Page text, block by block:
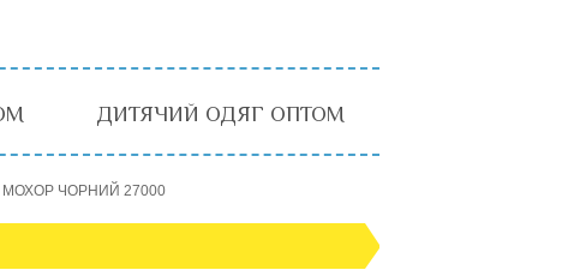
ДИТЯЧИЙ ОДЯГ ОПТОМ
МОХОР ЧОРНИЙ 27000